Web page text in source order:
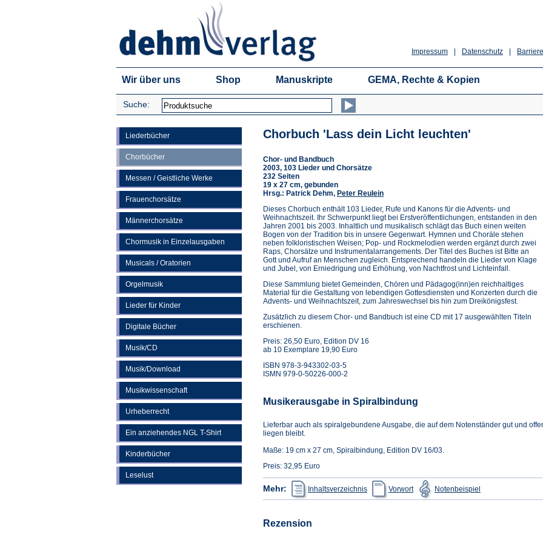
Datenschutz
Impressum
Wir über uns Shop Manuskripte GEMA, Rechte & Kopien
Suche:
Liederbücher
Chorbücher
Messen / Geistliche Werke
Frauenchorsätze
Männerchorsätze
Chormusik in Einzelausgaben
Musicals / Oratorien
Orgelmusik
Lieder für Kinder
Digitale Bücher
Musik/CD
Musik/Download
Musikwissenschaft
Urheberrecht
Ein anziehendes NGL T-Shirt
Kinderbücher
Leselust
Chorbuch 'Lass dein Licht leuchten'
Chor- und Bandbuch
2003, 103 Lieder und Chorsätze
232 Seiten
19 x 27 cm, gebunden
Hrsg.: Patrick Dehm, Peter Reulein
Dieses Chorbuch enthält 103 Lieder, Rufe und Kanons für die Advents- und
Weihnachtszeit. Ihr Schwerpunkt liegt bei Erstveröffentlichungen, entstanden in den
Jahren 2001 bis 2003. Inhaltlich und musikalisch schlägt das Buch einen weiten
Bogen von der Tradition bis in unsere Gegenwart. Hymnen und Choräle stehen
neben folkloristischen Weisen; Pop- und Rockmelodien werden ergänzt durch zwei
Raps, Chorsätze und Instrumentalarrangements. Der Titel des Buches ist Bitte an
Gott und Aufruf an Menschen zugleich. Entsprechend handeln die Lieder von Klage
und Jubel, von Erniedrigung und Erhöhung, von Nachtfrost und Lichteinfall.
Diese Sammlung bietet Gemeinden, Chören und Pädagog(inn)en reichhaltiges
Material für die Gestaltung von lebendigen Gottesdiensten und Konzerten durch die
Advents- und Weihnachtszeit, zum Jahreswechsel bis hin zum Dreikönigsfest.
Zusätzlich zu diesem Chor- und Bandbuch ist eine CD mit 17 ausgewählten Titeln
erschienen.
Preis: 26,50 Euro, Edition DV 16
ab 10 Exemplare 19,90 Euro
ISBN 978-3-943302-03-5
ISMN 979-0-50226-000-2
Musikerausgabe in Spiralbindung
Lieferbar auch als spiralgebundene Ausgabe, die auf dem Notenständer gut und
liegen bleibt.
Maße: 19 cm x 27 cm, Spiralbindung, Edition DV 16/03.
Preis: 32,95 Euro
Mehr: Inhaltsverzeichnis
(Öffnet
in
einem
Vorwort
(Öffnet
in
einem
Notenbeispiel in
einem
Rezension